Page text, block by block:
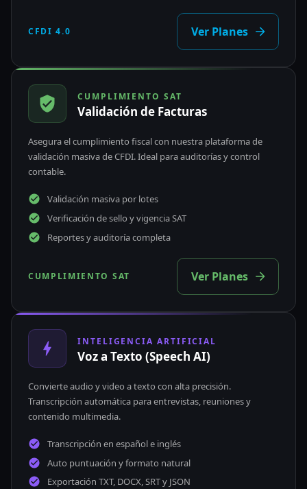
CFDI 4.0 Ver Planes
CUMPLIMIENTO SAT
Validación de Facturas
Asegura el cumplimiento fiscal con nuestra plataforma de
validación masiva de CFDI. Ideal para auditorías y control
contable.
Validación masiva por lotes
Verificación de sello y vigencia SAT
Reportes y auditoría completa
CUMPLIMIENTO SAT Ver Planes
INTELIGENCIA ARTIFICIAL
Voz a Texto (Speech AI)
Convierte audio y video a texto con alta precisión.
Transcripción automática para entrevistas, reuniones y
contenido multimedia.
Transcripción en español e inglés
Auto puntuación y formato natural
Exportación TXT, DOCX, SRT y JSON